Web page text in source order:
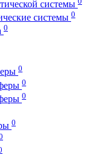
системы
системы 0
0
0
0
0
0